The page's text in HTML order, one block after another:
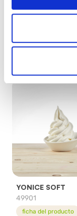
21001
YONICE SOFT
49901
ficha del producto